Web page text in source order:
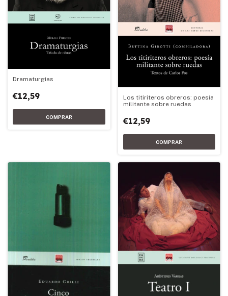
Dramaturgias
€12,59
Los titiriteros obreros: poesía
militante sobre ruedas
€12,59